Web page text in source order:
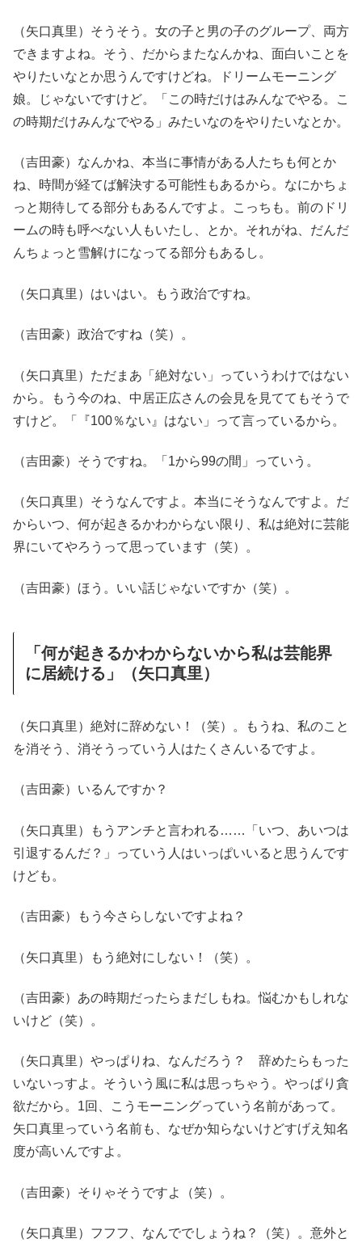
（矢口真里）そうそう。女の子と男の子のグループ、両方
できますよね。そう、だからまたなんかね、面白いことを
やりたいなとか思うんですけどね。ドリームモーニング
娘。じゃないですけど。「この時だけはみんなでやる。こ
の時期だけみんなでやる」みたいなのをやりたいなとか。
（吉田豪）なんかね、本当に事情がある人たちも何とか
ね、時間が経てば解決する可能性もあるから。なにかちょ
っと期待してる部分もあるんですよ。こっちも。前のドリ
ームの時も呼べない人もいたし、とか。それがね、だんだ
んちょっと雪解けになってる部分もあるし。
（矢口真里）はいはい。もう政治ですね。
（吉田豪）政治ですね（笑）。
（矢口真里）ただまあ「絶対ない」っていうわけではない
から。もう今のね、中居正広さんの会見を見ててもそうで
すけど。「『100％ない』はない」って言っているから。
（吉田豪）そうですね。「1から99の間」っていう。
（矢口真里）そうなんですよ。本当にそうなんですよ。だ
からいつ、何が起きるかわからない限り、私は絶対に芸能
界にいてやろうって思っています（笑）。
（吉田豪）ほう。いい話じゃないですか（笑）。
「何が起きるかわからないから私は芸能界
に居続ける」（矢口真里）
（矢口真里）絶対に辞めない！（笑）。もうね、私のこと
を消そう、消そうっていう人はたくさんいるですよ。
（吉田豪）いるんですか？
（矢口真里）もうアンチと言われる……「いつ、あいつは
引退するんだ？」っていう人はいっぱいいると思うんです
けども。
（吉田豪）もう今さらしないですよね？
（矢口真里）もう絶対にしない！（笑）。
（吉田豪）あの時期だったらまだしもね。悩むかもしれな
いけど（笑）。
（矢口真里）やっぱりね、なんだろう？ 辞めたらもった
いないっすよ。そういう風に私は思っちゃう。やっぱり貪
欲だから。1回、こうモーニングっていう名前があって。
矢口真里っていう名前も、なぜか知らないけどすげえ知名
度が高いんですよ。
（吉田豪）そりゃそうですよ（笑）。
（矢口真里）フフフ、なんででしょうね？（笑）。意外と